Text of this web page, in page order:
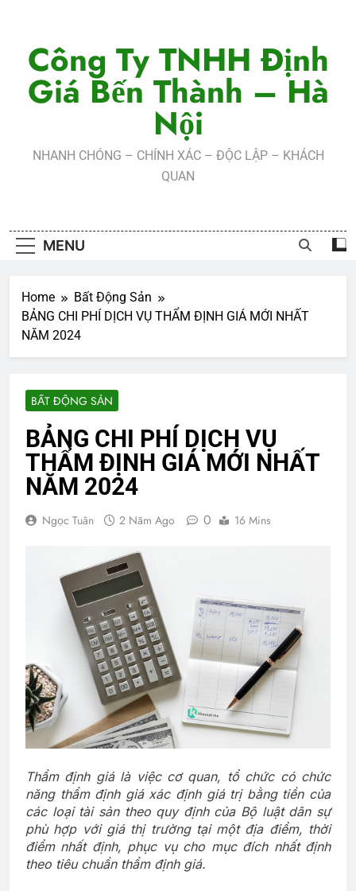
contentCông Ty TNHH Định
Giá Bến Thành – Hà
Nội
NHANH CHÓNG – CHÍNH XÁC – ĐỘC LẬP – KHÁCH
QUAN
MENU
Home
Bất Động Sản
BẢNG CHI PHÍ DỊCH VỤ THẨM ĐỊNH GIÁ MỚI NHẤT
NĂM 2024
BẤT ĐỘNG SẢN
BẢNG CHI PHÍ DỊCH VỤ
THẨM ĐỊNH GIÁ MỚI NHẤT
NĂM 2024
Ngọc Tuân 2 Năm Ago 0 16 Mins
Thẩm định giá là việc cơ quan, tổ chức có chức
năng thẩm định giá xác định giá trị bằng tiền của
các loại tài sản theo quy định của Bộ luật dân sự
phù hợp với giá thị trường tại một địa điểm, thời
điểm nhất định, phục vụ cho mục đích nhất định
theo tiêu chuẩn thẩm định giá.